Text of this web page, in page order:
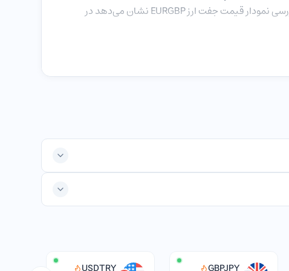
بیش از 0.8 رسید. در بازه زمانی 2017 تا 2025 نیز قیمت یورو به پوند انگلیس بین محدوده 0.8 تا 0.9 نوسان داشته است. بررسی نمودار قیمت جفت ارز EURGBP نشان می‌دهد در